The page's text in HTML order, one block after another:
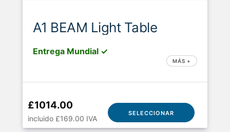
A1 BEAM Light Table
Entrega Mundial ✓
MÁS +
£1014.00
incluido £169.00 IVA
SELECCIONAR